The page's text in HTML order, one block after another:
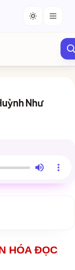
Như
HÓA ĐỌC